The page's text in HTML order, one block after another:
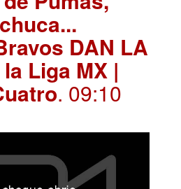
DAN LA
Liga MX |
. 09:10